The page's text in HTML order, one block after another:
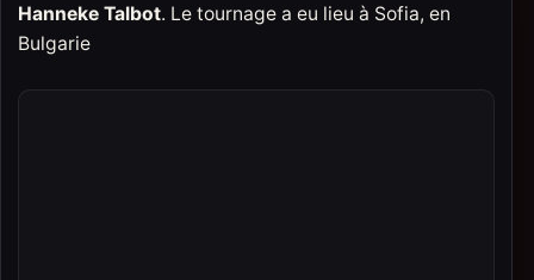
Hanneke Talbot. Le tournage a eu lieu à Sofia, en
Bulgarie